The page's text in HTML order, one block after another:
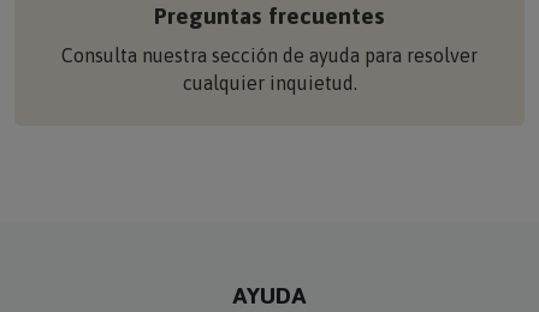
Preguntas frecuentes
Consulta nuestra sección de ayuda para resolver
cualquier inquietud.
AYUDA